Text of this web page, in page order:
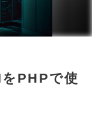
PHPで使